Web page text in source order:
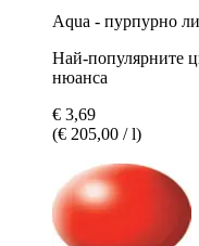
Aqua - пурпурно
Най-популярните
нюанса
€ 3,69
(€ 205,00 / l)